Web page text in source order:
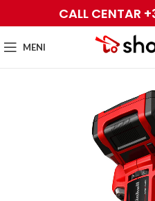
CALL CENTAR
MENI